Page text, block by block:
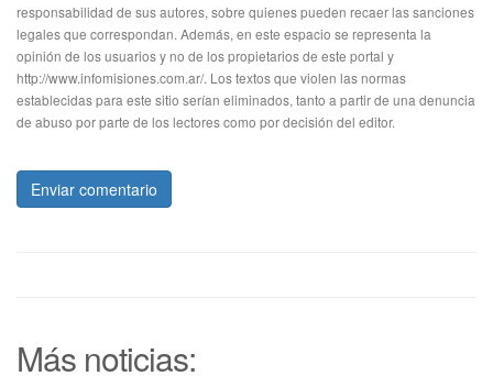
responsabilidad de sus autores, sobre quienes pueden recaer las sanciones
legales que correspondan. Además, en este espacio se representa la
opinión de los usuarios y no de los propietarios de este portal y
http://www.infomisiones.com.ar/. Los textos que violen las normas
establecidas para este sitio serían eliminados, tanto a partir de una denuncia
de abuso por parte de los lectores como por decisión del editor.
Enviar comentario
Más noticias: